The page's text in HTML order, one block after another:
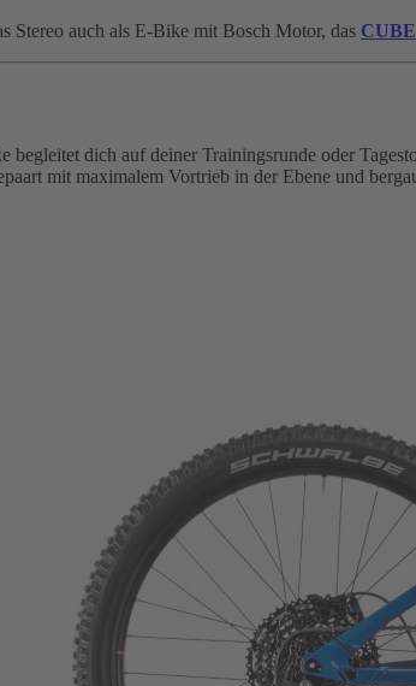
Stereo auch als E-Bike mit Bosch Motor, das
dich auf deiner Trainingsrunde oder
mit maximalem Vortrieb in der Ebene und